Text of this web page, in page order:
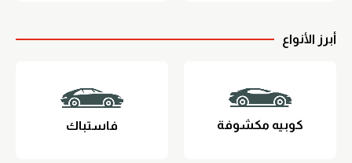
أبرز الأنواع
كوبيه مكشوفة فاستباك